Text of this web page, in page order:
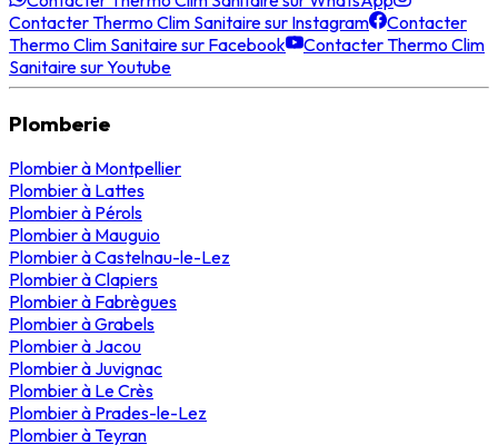
Contacter Thermo Clim Sanitaire sur Instagram
Contacter
Thermo Clim Sanitaire sur Facebook
Contacter Thermo Clim
Sanitaire sur Youtube
Plomberie
Plombierà Montpellier
Plombierà Lattes
Plombierà Pérols
Plombierà Mauguio
PlombieràCastelnau-le-Lez
PlombieràClapiers
Plombierà Fabrègues
PlombieràGrabels
Plombierà Jacou
Plombierà Juvignac
Plombierà Le Crès
Plombierà Prades-le-Lez
PlombieràTeyran